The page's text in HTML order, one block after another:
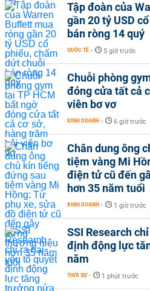
Tập đoàn của
gần 20 tỷ USD
bán ròng 14 quý
QUỐC TẾ - 5 giờ trước
Chuỗi phòng
đóng cửa tất cả
viên bơ vơ
KINH DOANH - 6 giờ trước
Chân dung ông
tiệm vàng Mi
điện tử cũ đến
hơn 35 năm tuổi
KINH DOANH - 1 giờ trước
SSI Research
định động lực
năm
THỜI SỰ - 1 phút trước